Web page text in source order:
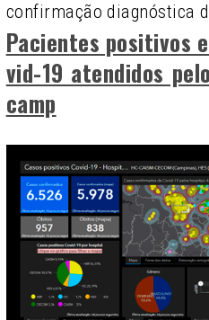
confirmação diagnóstica
Pacientes positivos
vid-19 atendidos
camp